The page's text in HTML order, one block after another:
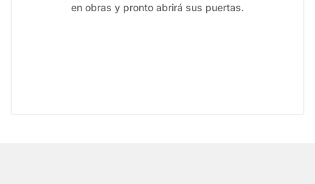
en obras y pronto abrirá sus puertas.